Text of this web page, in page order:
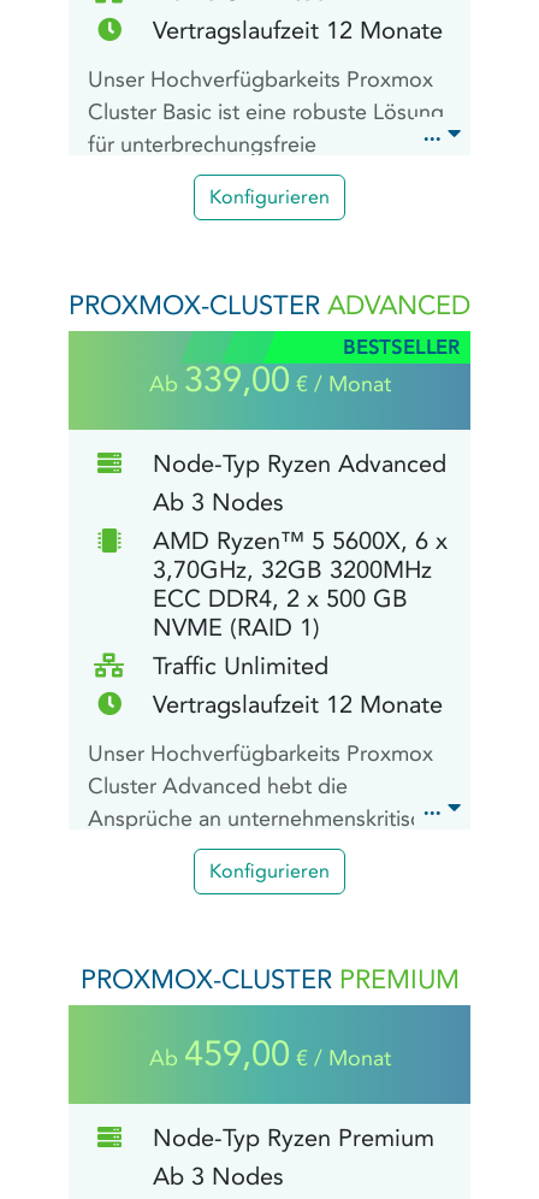
Vertragslaufzeit 12 Monate
Unser Hochverfügbarkeits Proxmox
Cluster Basic ist eine robuste Lösung
für unterbrechungsfreie
Betriebskontinuität, die es
ermöglicht, virtuelle Maschinen und
zuverlässigen Infrastruktur
profitieren.
Konfigurieren
PROXMOX-CLUSTER ADVANCED
BESTSELLER
Ab 339,00 € / Monat
Node-Typ Ryzen Advanced
Ab 3 Nodes
AMD Ryzen™ 5 5600X, 6 x
3,70GHz, 32GB 3200MHz
ECC DDR4, 2 x 500 GB
NVME (RAID 1)
Traffic Unlimited
Vertragslaufzeit 12 Monate
Unser Hochverfügbarkeits Proxmox
Cluster Advanced hebt die
Ansprüche an unternehmenskritische
Infrastrukturen auf das nächste Level.
Unser Cluster optimiert die
kontinuierliche Bereitstellung von
Services durch die intelligente
Verteilung von Arbeitslasten auf
mehrere Server in einem
ausfallsicheren Verbund.
Konfigurieren
PROXMOX-CLUSTER PREMIUM
Ab 459,00 € / Monat
Node-Typ Ryzen Premium
Ab 3 Nodes